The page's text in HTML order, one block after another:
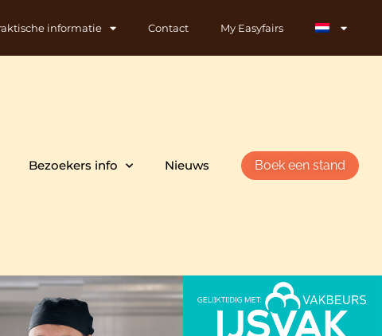
informatie Contact My Easyfairs
Bezoekers info Nieuws Boek een stand